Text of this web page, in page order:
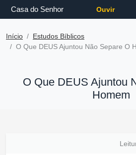
Casa do Senhor Ouvir
Início
Estudos Bíblicos
O Que DEUS Ajuntou Não Separe O
O Que DEUS Ajuntou
Homem